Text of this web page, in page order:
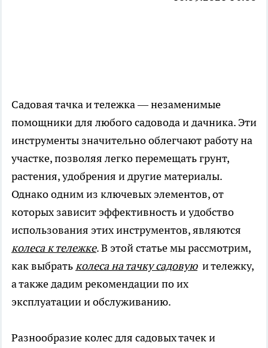
Садовая тачка и тележка — незаменимые
помощники для любого садовода и дачника. Эти
инструменты значительно облегчают работу на
участке, позволяя легко перемещать грунт,
растения, удобрения и другие материалы.
Однако одним из ключевых элементов, от
которых зависит эффективность и удобство
использования этих инструментов, являются
колеса к тележке. В этой статье мы рассмотрим,
как выбратьколеса на тачку садовуюи тележку,
а также дадим рекомендации по их
эксплуатации и обслуживанию.
Разнообразие колес для садовых тачек и